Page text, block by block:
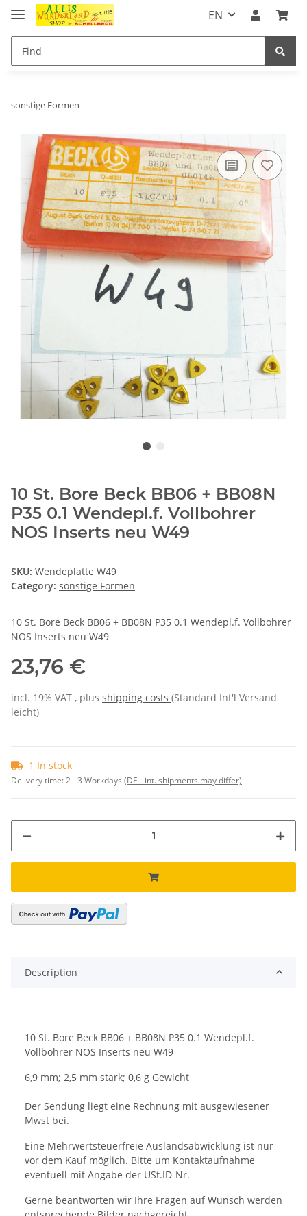
EN
sonstige Formen
10 St. Bore Beck BB06 + BB08N
P35 0.1 Wendepl.f. Vollbohrer
NOS Inserts neu W49
SKU: Wendeplatte W49
Category: sonstige Formen
10 St. Bore Beck BB06 + BB08N P35 0.1 Wendepl.f. Vollbohrer
NOS Inserts neu W49
23,76 €
incl. 19% VAT , plus shipping costs (Standard Int'l Versand
leicht)
1 In stock
Delivery time:2 - 3 Workdays (DE - int. shipments may differ)
Description
10 St. Bore Beck BB06 + BB08N P35 0.1 Wendepl.f.
Vollbohrer NOS Inserts neu W49
6,9 mm; 2,5 mm stark; 0,6 g Gewicht
Der Sendung liegt eine Rechnung mit ausgewiesener
Mwst bei.
Eine Mehrwertsteuerfreie Auslandsabwicklung ist nur
vor dem Kauf möglich. Bitte um Kontaktaufnahme
eventuell mit Angabe der USt.ID-Nr.
Gerne beantworten wir Ihre Fragen auf Wunsch werden